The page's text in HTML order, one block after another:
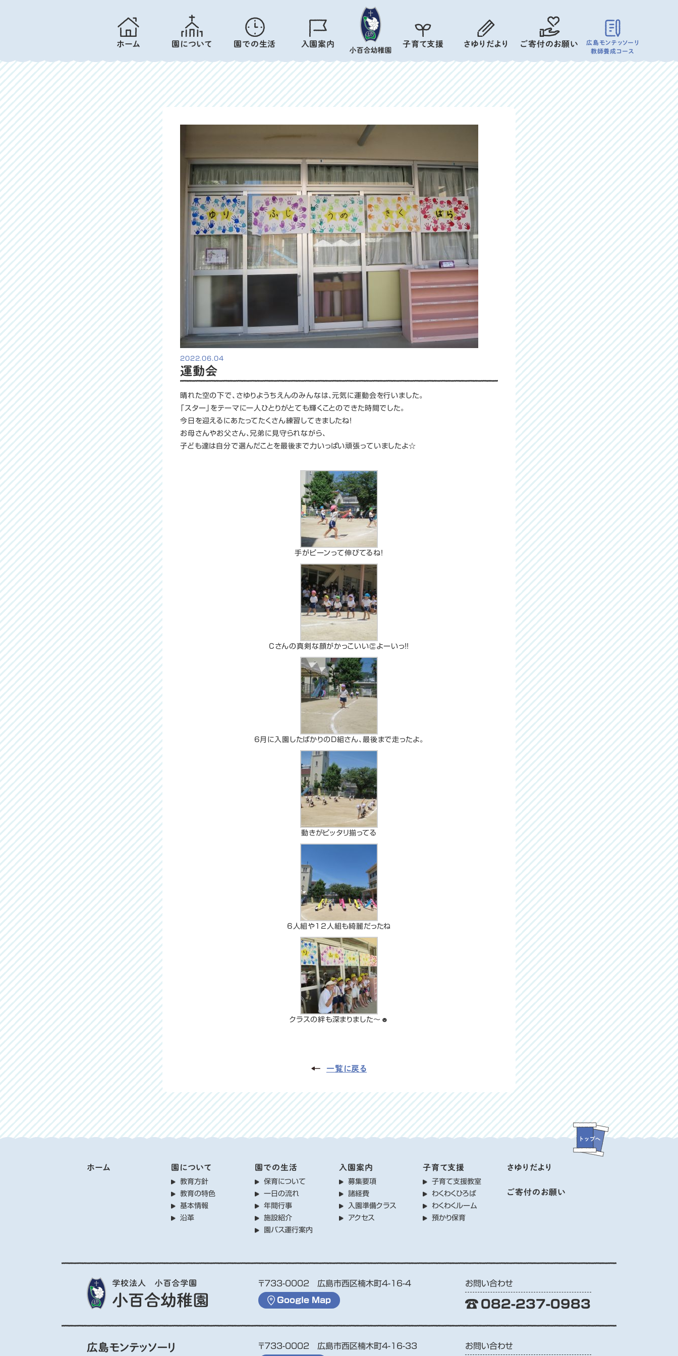
ホーム 園について 園での生活 入園案内 子育て支援 さゆりだより ご寄付のお願い
広島モンテッソーリ
教師養成コース
2022.06.04
運動会
晴れた空の下で、さゆりようちえんのみんなは、元気に運動会を行いました。
「スター」をテーマに一人ひとりがとても輝くことのできた時間でした。
今日を迎えるにあたってたくさん練習してきましたね！
お母さんやお父さん、兄弟に見守られながら、
子ども達は自分で選んだことを最後まで力いっぱい頑張っていましたよ☆
手がピーンって伸びてるね！
Cさんの真剣な顔がかっこいい👏よーいっ！！
6月に入園したばかりのD組さん、最後まで走ったよ。
動きがピッタリ揃ってる
6人組や12人組も綺麗だったね
クラスの絆も深まりました～☻
一覧に戻る
ホーム 園について
教育方針
教育の特色
基本情報
沿革
園での生活
保育について
一日の流れ
年間行事
施設紹介
園バス運行案内
入園案内
募集要項
諸経費
入園準備クラス
アクセス
子育て支援
子育て支援教室
わくわくひろば
わくわくルーム
預かり保育
さゆりだより
ご寄付のお願い
〒733-0002 広島市西区楠木町4-16-4
Google Map
お問い合わせ
082-237-0983
広島モンテッソーリ 〒733-0002 広島市西区楠木町4-16-33 お問い合わせ